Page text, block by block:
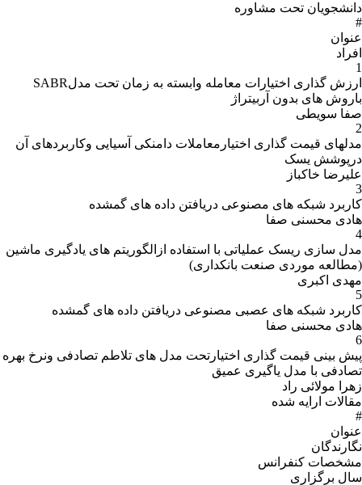
دانشجویان تحت مشاوره
#
عنوان
افراد
1
ارزش گذاری اختیارات معامله وابسته به زمان تحت مدلSABR
باروش های بدون آربیتراژ
صفا سویطی
2
مدلهای قیمت گذاری اختیارمعاملات دامنکی آسیایی وکاربردهای آن
درپوشش یسک
علیرضا خاکباز
3
کاربرد شبکه های مصنوعی دریافتن داده های گمشده
هادی محسنی صفا
4
مدل سازی ریسک عملیاتی با استفاده ازالگوریتم های یادگیری ماشین
(مطالعه موردی صنعت بانکداری)
مهدی اکبری
5
کاربرد شبکه های عصبی مصنوعی دریافتن داده های گمشده
هادی محسنی صفا
6
پیش بینی قیمت گذاری اختیارتحت مدل های تلاطم تصادفی ونرخ بهره
تصادفی با مدل یاگیری عمیق
زهرا مولائی راد
مقالات ارایه شده
#
عنوان
نگارندگان
مشخصات کنفرانس
سال برگزارى